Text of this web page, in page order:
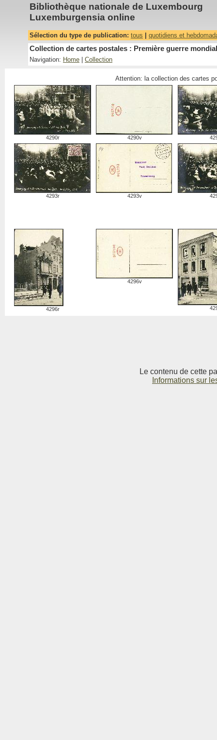
Bibliothèque nationale de Luxembourg
Luxemburgensia online
Sélection du type de publication: tous quotidiens et
Collection de cartes postales : Première guerre
Navigation: Home Collection
Attention: la collection des cartes
4290r 4290v
4293r 4293v
4296r
4296v
Le contenu de cette
Informations sur